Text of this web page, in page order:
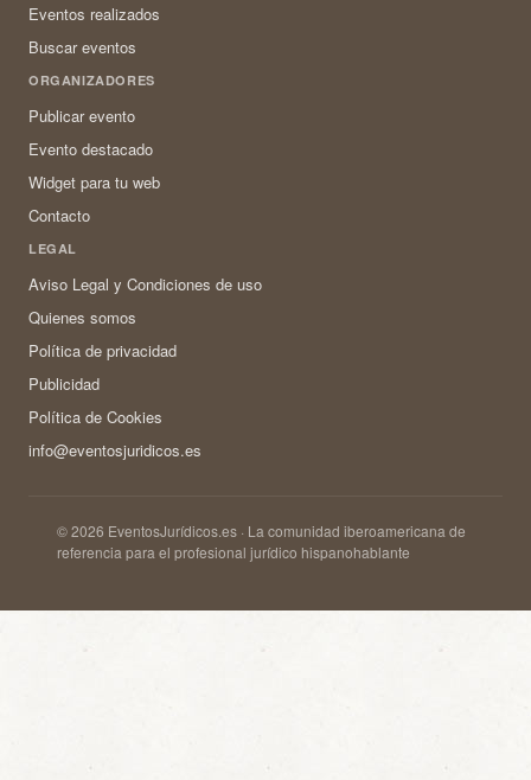
Eventos realizados
Buscar eventos
ORGANIZADORES
Publicar evento
Evento destacado
Widget para tu web
Contacto
LEGAL
Aviso Legal y Condiciones de uso
Quienes somos
Política de privacidad
Publicidad
Política de Cookies
info@eventosjuridicos.es
© 2026 EventosJurídicos.es · La comunidad iberoamericana de
referencia para el profesional jurídico hispanohablante